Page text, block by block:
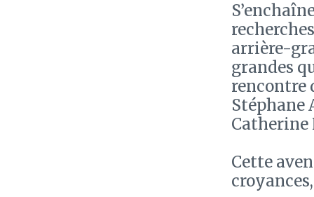
arrière-
grandes
rencontre
Stéphane
Catherine
Cette